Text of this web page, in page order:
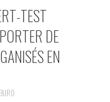
TEST
DE
EN